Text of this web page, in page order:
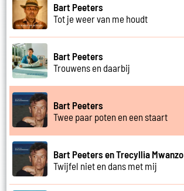
Bart Peeters
Tot je weer van me houdt
Bart Peeters
Trouwens en daarbij
Bart Peeters
Twee paar poten en een staart
Bart Peeters en Trecyllia Mwanzo
Twijfel niet en dans met mij